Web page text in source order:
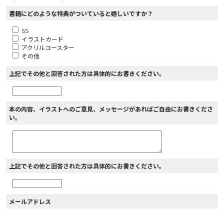
書籍にどのような特典がついていると嬉しいですか？
SS
イラストカード
アクリルコースター
その他
上記でその他と回答された方は具体的にお書きください。
本の内容、イラストへのご意見、メッセージがあればご自由にお書きくださ
い。
上記でその他と回答された方は具体的にお書きください。
メールアドレス